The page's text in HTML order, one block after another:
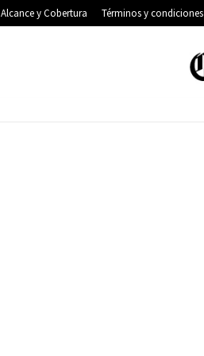
Alcance y Cobertura Términos y condiciones